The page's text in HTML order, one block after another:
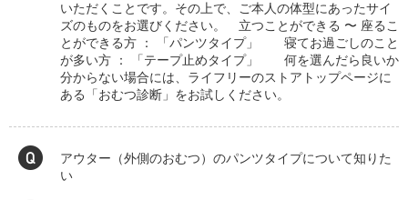
いただくことです。その上で、ご本人の体型にあったサイ
ズのものをお選びください。 立つことができる 〜 座るこ
とができる方 ： 「パンツタイプ」 寝てお過ごしのこと
が多い方 ： 「テープ止めタイプ」 何を選んだら良いか
分からない場合には、ライフリーのストアトップページに
ある「おむつ診断」をお試しください。
アウター（外側のおむつ）のパンツタイプについて知りた
い